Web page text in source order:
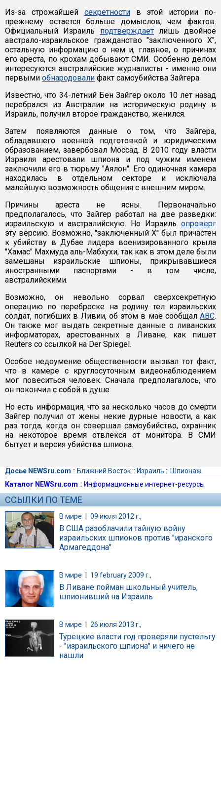
Из-за строжайшей секретностив этой истории по-
прежнему остается больше домыслов, чем фактов.
Официальный Израиль подтверждаетлишь двойное
австрало-израильское гражданство "заключенного X",
остальную информацию о нем и, главное, о причинах
его ареста, по крохам добывают СМИ. Особенно делом
интересуются австралийские журналисты - именно они
первыми обнародовали факт самоубийства Зайгера.
Известно, что 34-летний Бен Зайгер около 10 лет назад
перебрался из Австралии на историческую родину в
Израиль, получил второе гражданство, женился.
Затем появляются данные о том, что Зайгера,
обладавшего военной подготовкой и юридическим
образованием, завербовал Моссад. В 2010 году власти
Израиля арестовали шпиона и под чужим именем
заключили его в тюрьму "Аялон". Его одиночная камера
находилась в отдельном секторе и исключала
малейшую возможность общения с внешним миром.
Причины ареста не ясны. Первоначально
предполагалось, что Зайгер работал на две разведки:
израильскую и австралийскую. Но Израиль опроверг
эту версию. Возможно, "заключенный Х" был причастен
к убийству в Дубае лидера военизированного крыла
"Хамас" Махмуда аль-Мабхухи, так как в этом деле были
замешаны израильские шпионы, прикрывавшиеся
иностранными паспортами - в том числе,
австралийскими.
Возможно, он невольно сорвал сверхсекретную
операцию по переброске на родину тел израильских
солдат, погибших в Ливии, об этом в мае сообщал АВС.
Он также мог выдать секретные данные о ливанских
информаторах, арестованных в Ливане, как пишет
Reuters со ссылкой на Der Spiegel.
Особое недоумение общественности вызвал тот факт,
что в камере с круглосуточным видеонаблюдением
мог повеситься человек. Сначала предполагалось, что
он покончил с собой в душе.
Но есть информация, что за несколько часов до смерти
Зайгер получил от жены некие дурные новости, а как
раз тогда, когда он совершал самоубийство, охранник
на некоторое время отвлекся от монитора. В СМИ
бытует и версия убийства шпиона.
Досье NEWSru.com :: Ближний Восток:: Израиль :: Шпионаж
Каталог NEWSru.com :: Информационные интернет-ресурсы
ССЫЛКИ ПО ТЕМЕ
В мире | 09 июля 2012 г.,
В США разоблачили тайную войну
израильских шпионов против "иранского
Армагеддона"
В мире 19 february 2009 г.,
В Ливане пойман школьный учитель,
шпионивший на Израиль
В мире 26 июля 2013 г.,
Турецкие власти год проверяли пустельгу
- "израильского шпиона" и ничего не
нашли